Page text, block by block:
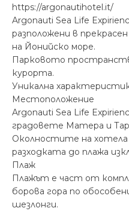
https://argonautihotel.it/
Argonauti Sea Life
разположени в
на Йонийско море.
Парковото
курорта.
Уникална
Местоположение
Argonauti Sea Life
градовете Матера и
Околностите на хотела
разходката до плажа
Плаж
Плажът е част от
борова гора по
шезлонги.